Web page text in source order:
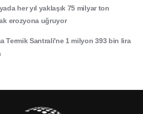
her yıl yaklaşık 75 milyar ton
erozyona uğruyor
Termik Santrali'ne 1 milyon 393 bin lira